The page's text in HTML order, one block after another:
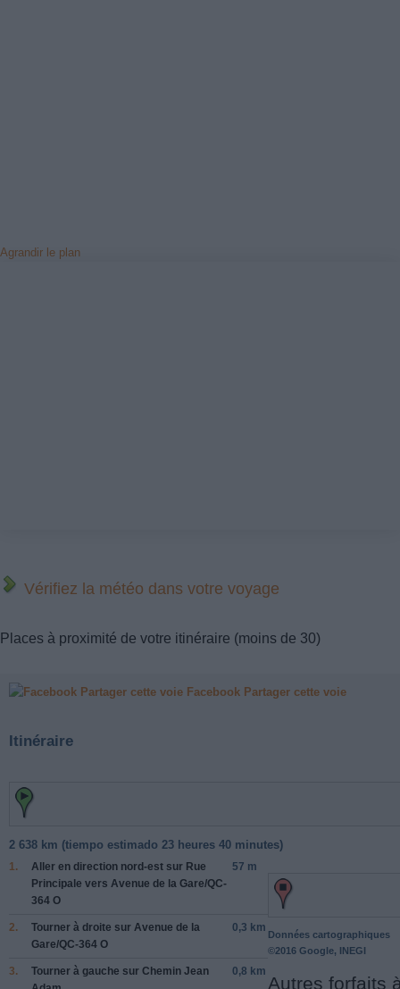
Agrandir le plan
Vérifiez la météo dans votre voyage
Places à proximité de votre itinéraire (moins de 30)
Facebook Partager cette voie
Itinéraire
2 638 km (tiempo estimado 23 heures 40 minutes)
1. Aller en direction nord-est sur Rue
Principale vers Avenue de la Gare/QC-
364 O
57 m
2. Tourner à droite sur Avenue de la
Gare/QC-364 O
0,3 km
3. Tourner à gauche sur Chemin Jean
0,8 km
Données cartographiques
©2016 Google, INEGI
Autres forfaits